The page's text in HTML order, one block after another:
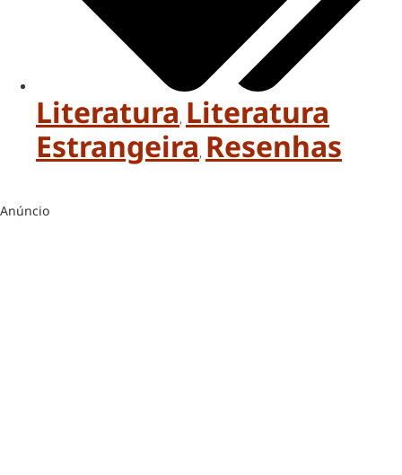
Literatura, Literatura
Estrangeira, Resenhas
Anúncio